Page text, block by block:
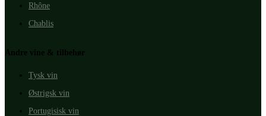
Rhône
Chablis
Andre vine & tilbehør
Tysk vin
Østrigsk vin
Portugisisk vin